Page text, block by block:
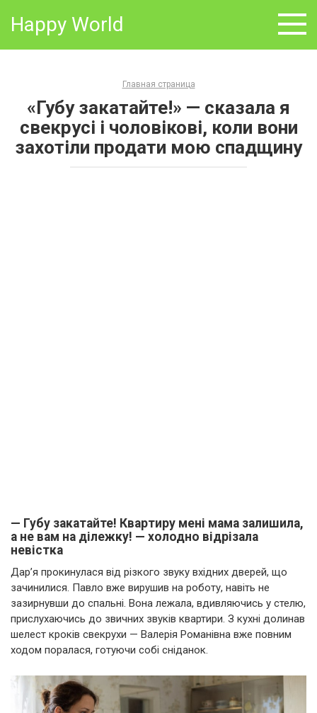
Happy World
Главная страница
«Губу закатайте!» — сказала я
свекрусі і чоловікові, коли вони
захотіли продати мою спадщину
— Губу закатайте! Квартиру мені мама залишила,
а не вам на ділежку! — холодно відрізала
невістка
Дар’я прокинулася від різкого звуку вхідних дверей, що
зачинилися. Павло вже вирушив на роботу, навіть не
зазирнувши до спальні. Вона лежала, вдивляючись у стелю,
прислухаючись до звичних звуків квартири. З кухні долинав
шелест кроків свекрухи — Валерія Романівна вже повним
ходом поралася, готуючи собі сніданок.